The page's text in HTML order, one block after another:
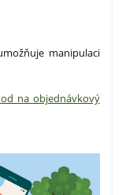
manipulaci
na objednávkový